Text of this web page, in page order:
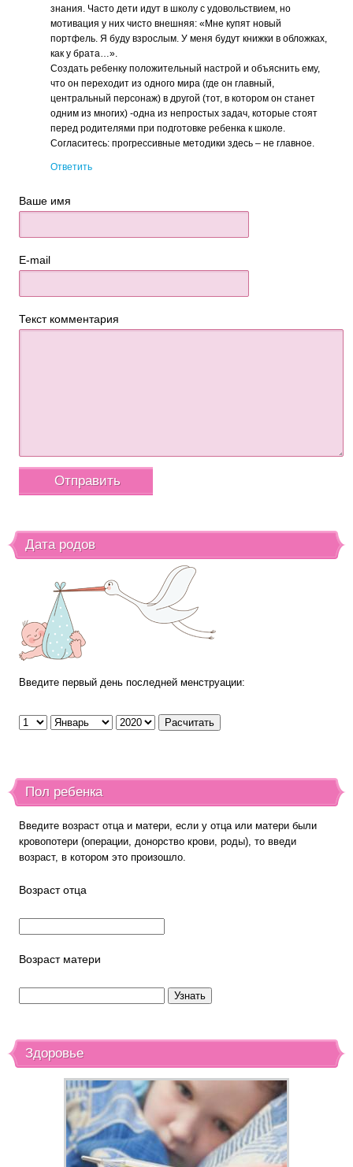
знания. Часто дети идут в школу с удовольствием, но
мотивация у них чисто внешняя: «Мне купят новый
портфель. Я буду взрослым. У меня будут книжки в обложках,
как у брата…».
Создать ребенку положительный настрой и объяснить ему,
что он переходит из одного мира (где он главный,
центральный персонаж) в другой (тот, в котором он станет
одним из многих) -одна из непростых задач, которые стоят
перед родителями при подготовке ребенка к школе.
Согласитесь: прогрессивные методики здесь – не главное.
Ответить
Ваше имя
E-mail
Текст комментария
Дата родов
Введите первый день последней менструации:
Пол ребенка
Введите возраст отца и матери, если у отца или матери были
кровопотери (операции, донорство крови, роды), то введи
возраст, в котором это произошло.
Возраст отца
Возраст матери
Здоровье